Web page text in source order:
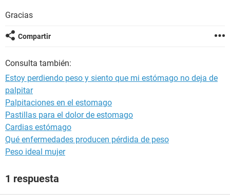
Gracias
Compartir
Consulta también:
Estoy perdiendo peso y siento que mi estómago no deja de
palpitar
Palpitaciones en el estomago
Pastillas para el dolor de estomago
Cardias estómago
Qué enfermedades producen pérdida de peso
Peso ideal mujer
1 respuesta